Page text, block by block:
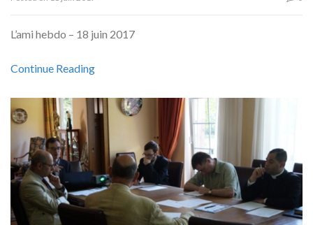
L’ami hebdo – 18 juin 2017
Continue Reading